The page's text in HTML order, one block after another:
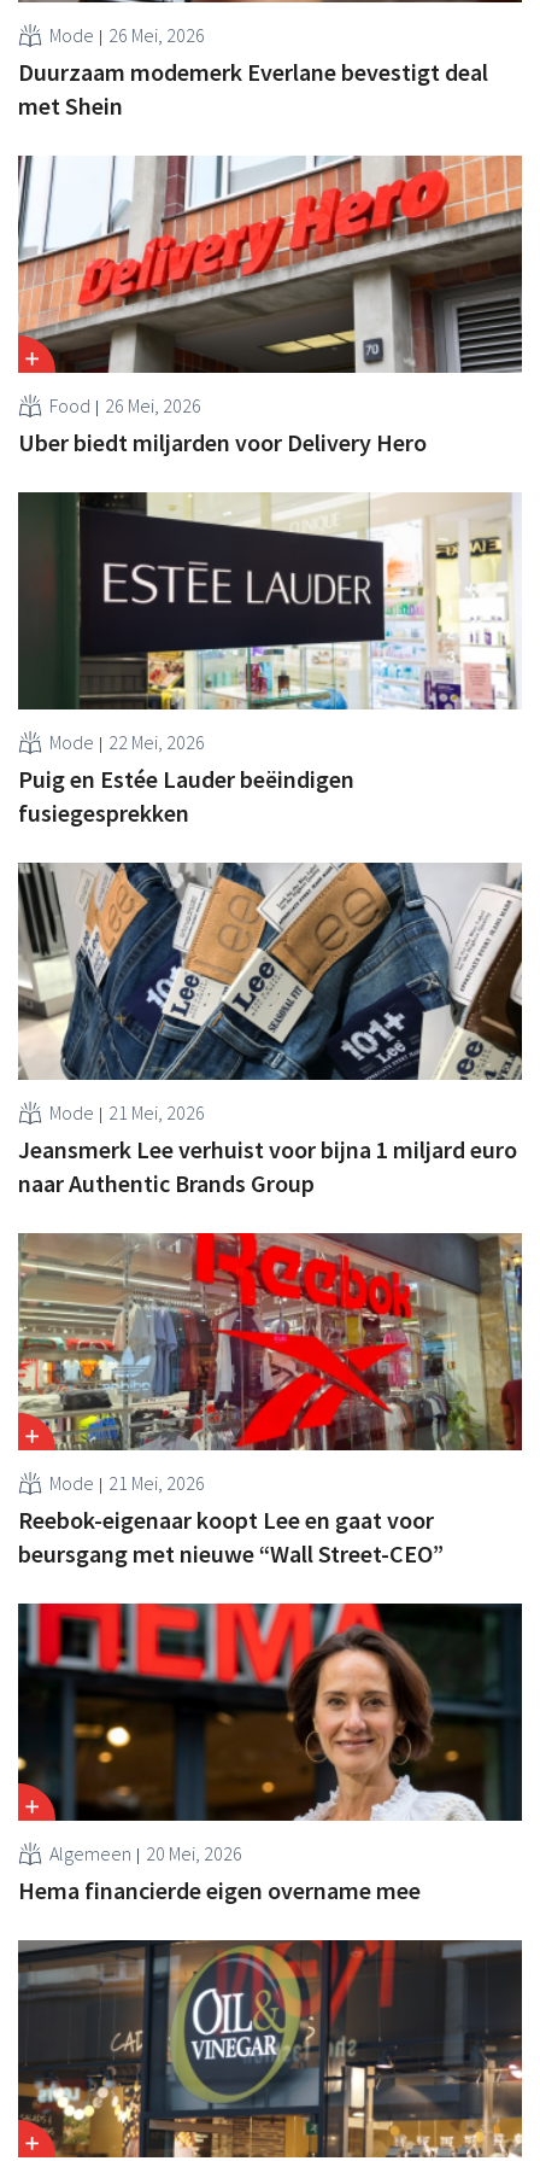
Mode 26 Mei, 2026
Duurzaam modemerk Everlane bevestigt deal
met Shein
Food 26 Mei, 2026
Uber biedt miljarden voor Delivery Hero
Mode 22 Mei, 2026
Puig en Estée Lauder beëindigen
fusiegesprekken
Mode 21 Mei, 2026
Jeansmerk Lee verhuist voor bijna 1 miljard euro
naar Authentic Brands Group
Mode 21 Mei, 2026
Reebok-eigenaar koopt Lee en gaat voor
beursgang met nieuwe “Wall Street-CEO”
Algemeen 20 Mei, 2026
Hema financierde eigen overname mee